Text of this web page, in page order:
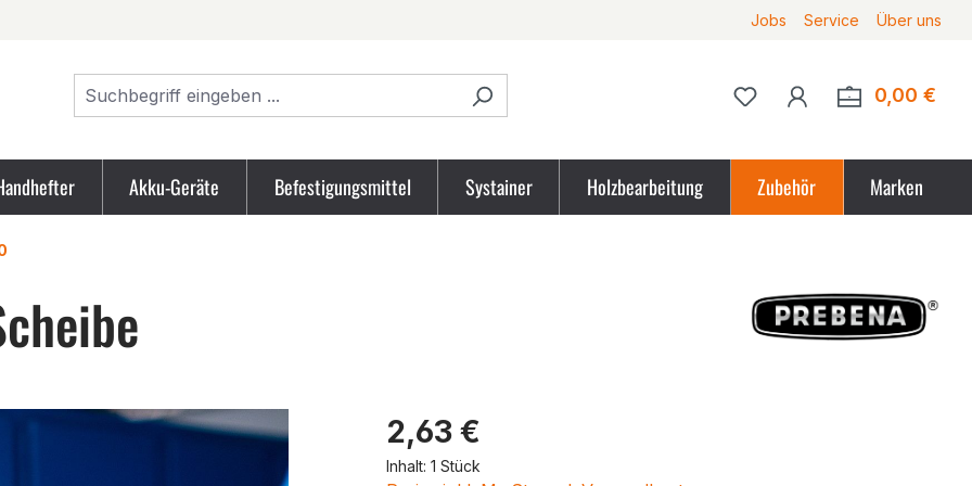
Jobs Service Über uns
Du hast 0 Produkte auf
0,00 €
Akku-Geräte Befestigungsmittel Systainer Holzbearbeitung Zubehör Marken
Produktpreis
2,63 €
Inhalt: 1 Stück